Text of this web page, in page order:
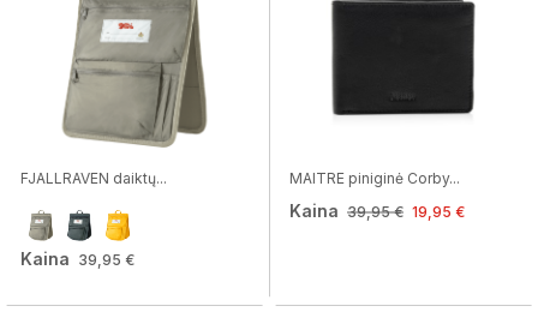
FJALLRAVEN daiktų...
Kaina 39,95 €
MAITRE piniginė Corby...
Kaina 39,95 € 19,95 €